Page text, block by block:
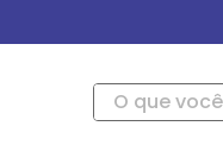
O que você